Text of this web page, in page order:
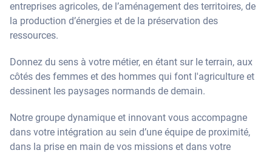
entreprises agricoles, de l’aménagement des territoires, de
la production d’énergies et de la préservation des
ressources.
Donnez du sens à votre métier, en étant sur le terrain, aux
côtés des femmes et des hommes qui font l'agriculture et
dessinent les paysages normands de demain.
Notre groupe dynamique et innovant vous accompagne
dans votre intégration au sein d’une équipe de proximité,
dans la prise en main de vos missions et dans votre